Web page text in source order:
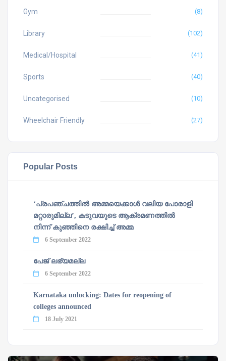
Gym (8)
Library (102)
Medical/Hospital (41)
Sports (40)
Uncategorised (10)
Wheelchair Friendly (27)
Popular Posts
‘പ്രപഞ്ചത്തില്‍ അമ്മയെക്കാള്‍ വലിയ പോരാളി
മറ്റാരുമില്ല’, കടുവയുടെ ആക്രമണത്തില്‍
നിന്ന് കുഞ്ഞിനെ രക്ഷിച്ച് അമ്മ
6 September 2022
പേജ് ലഭ്യമല്ല
6 September 2022
Karnataka unlocking: Dates for reopening of
colleges announced
18 July 2021